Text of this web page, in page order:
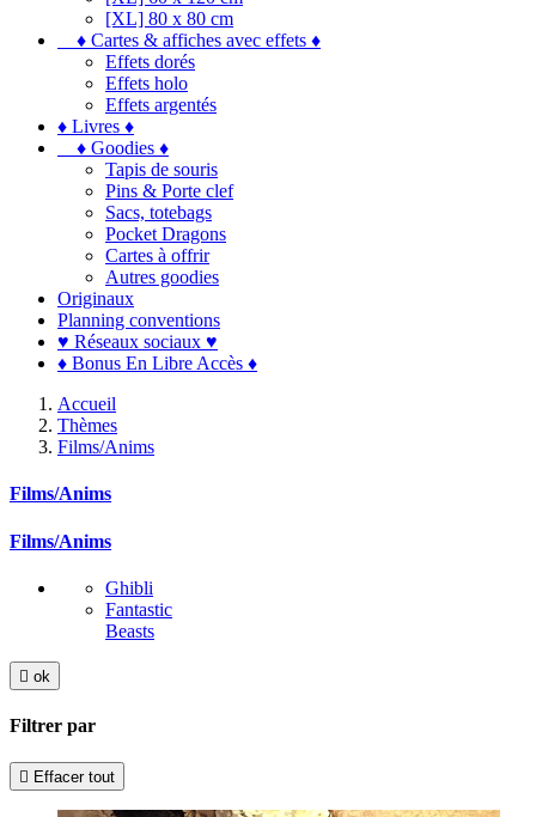
[XL] 80 x 80 cm
♦ Cartes & affiches avec effets ♦
Effets dorés
Effets holo
Effets argentés
♦ Livres ♦
♦ Goodies ♦
Tapis de souris
Pins & Porte clef
Sacs, totebags
Pocket Dragons
Cartes à offrir
Autres goodies
Originaux
Planning conventions
♥ Réseaux sociaux ♥
♦ Bonus En Libre Accès ♦
Accueil
Thèmes
Films/Anims
Films/Anims
Films/Anims
Ghibli
Fantastic
Beasts
 ok
Filtrer par
 Effacer tout